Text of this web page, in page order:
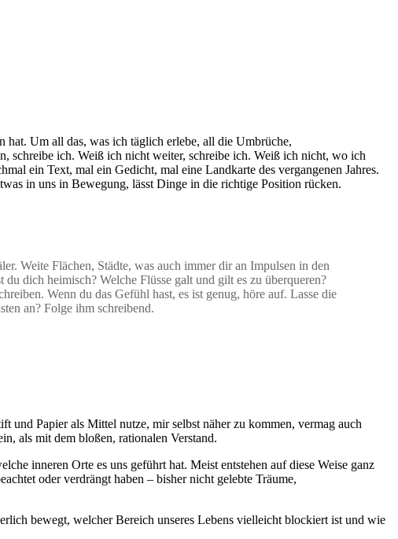
hat. Um all das, was ich täglich erlebe, all die Umbrüche,
schreibe ich. Weiß ich nicht weiter, schreibe ich. Weiß ich nicht, wo ich
ein Text, mal ein Gedicht, mal eine Landkarte des vergangenen Jahres.
in uns in Bewegung, lässt Dinge in die richtige Position rücken.
Weite Flächen, Städte, was auch immer dir an Impulsen in den
dich heimisch? Welche Flüsse galt und gilt es zu überqueren?
Wenn du das Gefühl hast, es ist genug, höre auf. Lasse die
an? Folge ihm schreibend.
und Papier als Mittel nutze, mir selbst näher zu kommen, vermag auch
als mit dem bloßen, rationalen Verstand.
inneren Orte es uns geführt hat. Meist entstehen auf diese Weise ganz
oder verdrängt haben – bisher nicht gelebte Träume,
bewegt, welcher Bereich unseres Lebens vielleicht blockiert ist und wie